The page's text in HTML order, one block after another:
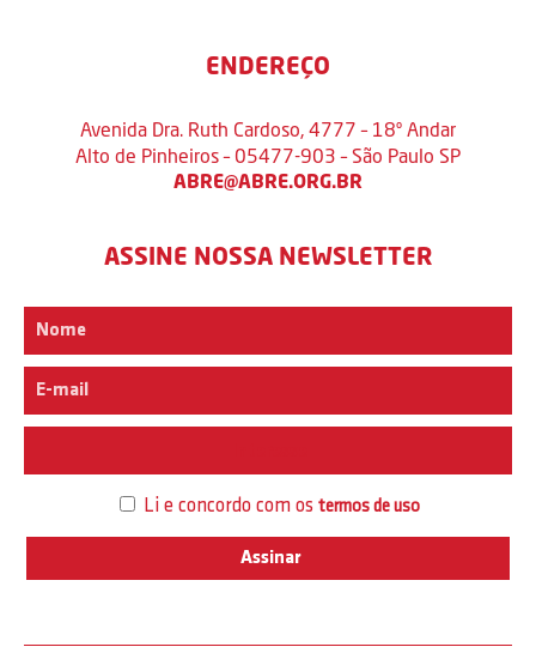
ENDEREÇO
Avenida Dra. Ruth Cardoso, 4777 – 18º Andar
Alto de Pinheiros – 05477-903 – São Paulo SP
ABRE@ABRE.ORG.BR
ASSINE NOSSA NEWSLETTER
Li e concordo com os termos de uso